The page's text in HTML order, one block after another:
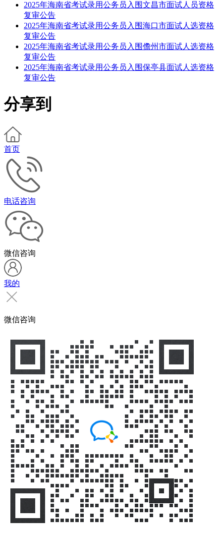
2025年海南省考试录用公务员入围文昌市面试人员资格
复审公告
2025年海南省考试录用公务员入围海口市面试人选资格
复审公告
2025年海南省考试录用公务员入围儋州市面试人选资格
复审公告
2025年海南省考试录用公务员入围保亭县面试人选资格
复审公告
分享到
首页
电话咨询
微信咨询
我的
微信咨询